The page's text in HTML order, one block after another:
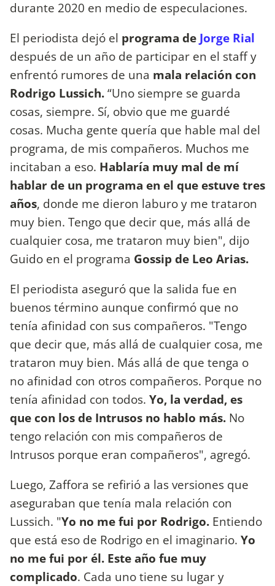
durante 2020 en medio de especulaciones.
El periodista dejó el programa de Jorge Rial
después de un año de participar en el staff y
enfrentó rumores de una mala relación con
Rodrigo Lussich.“Uno siempre se guarda
cosas, siempre. Sí, obvio que me guardé
cosas. Mucha gente quería que hable mal del
programa, de mis compañeros. Muchos me
incitaban a eso. Hablaría muy mal de mí
hablar de un programa en el que estuve tres
años, donde me dieron laburo y me trataron
muy bien. Tengo que decir que, más allá de
cualquier cosa, me trataron muy bien", dijo
Guido en el programa Gossip de Leo Arias.
El periodista aseguró que la salida fue en
buenos término aunque confirmó que no
tenía afinidad con sus compañeros. "Tengo
que decir que, más allá de cualquier cosa, me
trataron muy bien. Más allá de que tenga o
no afinidad con otros compañeros. Porque no
tenía afinidad con todos. Yo, la verdad, es
que con los de Intrusos no hablo más. No
tengo relación con mis compañeros de
Intrusos porque eran compañeros", agregó.
Luego, Zaffora se refirió a las versiones que
aseguraban que tenía mala relación con
Lussich. "Yo no me fui por Rodrigo. Entiendo
que está eso de Rodrigo en el imaginario. Yo
no me fui por él. Este año fue muy
complicado. Cada uno tiene su lugar y